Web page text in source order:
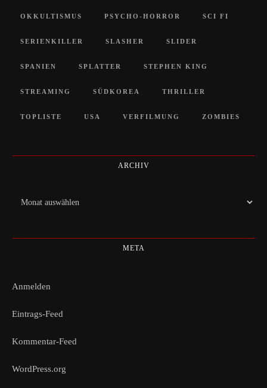
OKKULTISMUS PSYCHO-HORROR SCI FI
SERIENKILLER SLASHER SLIDER
SPANIEN SPLATTER STEPHEN KING
STREAMING SÜDKOREA THRILLER
TOPLISTE USA VERFILMUNG ZOMBIES
ARCHIV
Archiv
META
Anmelden
Eintrags-Feed
Kommentar-Feed
WordPress.org